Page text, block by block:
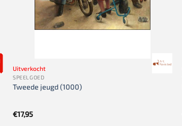
Uitverkocht
SPEELGOED
Tweede jeugd (1000)
€17,95